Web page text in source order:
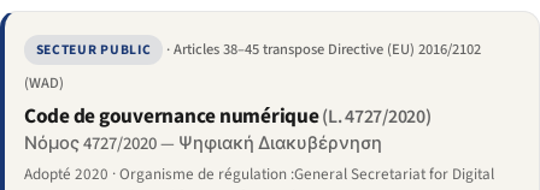
SECTEUR PUBLIC
· Articles 38–45 transpose Directive (EU) 2016/2102
(WAD)
Code de gouvernance numérique(L. 4727/2020)
Νόμος 4727/2020 — Ψηφιακή Διακυβέρνηση
Adopté 2020 · Organisme de régulation :General Secretariat for Digital